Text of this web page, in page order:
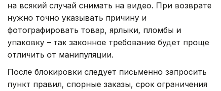
на всякий случай снимать на видео. При возврате
нужно точно указывать причину и
фотографировать товар, ярлыки, пломбы и
упаковку – так законное требование будет проще
отличить от манипуляции.
После блокировки следует письменно запросить
пункт правил, спорные заказы, срок ограничения